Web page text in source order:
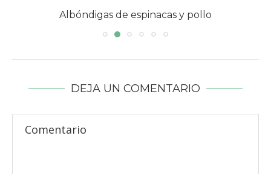
Albóndigas de espinacas y pollo
DEJA UN COMENTARIO